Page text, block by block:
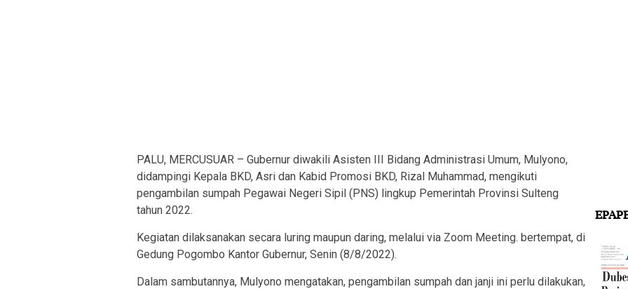
PALU, MERCUSUAR – Gubernur diwakili Asisten III Bidang Administrasi Umum, Mulyono,
didampingi Kepala BKD, Asri dan Kabid Promosi BKD, Rizal Muhammad, mengikuti
pengambilan sumpah Pegawai Negeri Sipil (PNS) lingkup Pemerintah Provinsi Sulteng
tahun 2022.
Kegiatan dilaksanakan secara luring maupun daring, melalui via Zoom Meeting. bertempat, di
Gedung Pogombo Kantor Gubernur, Senin (8/8/2022).
Dalam sambutannya, Mulyono mengatakan, pengambilan sumpah dan janji ini perlu dilakukan,